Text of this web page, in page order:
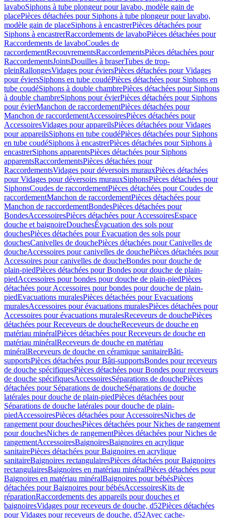
lavaboSiphons à tube plongeur pour lavabo, modèle gain de
placePièces détachées pour Siphons à tube plongeur pour lavabo,
modèle gain de placeSiphons à encastrerPièces détachées pour
Siphons à encastrerRaccordements de lavaboPièces détachées pour
Raccordements de lavaboCoudes de
raccordementRecouvrementsRaccordementsPièces détachées pour
RaccordementsJointsDouilles à braserTubes de trop-
pleinRallongesVidages pour éviersPièces détachées pour Vidages
pour éviersSiphons en tube coudéPièces détachées pour Siphons en
tube coudéSiphons à double chambrePièces détachées pour Siphons
à double chambreSiphons pour évierPièces détachées pour Siphons
pour évierManchon de raccordementPièces détachées pour
Manchon de raccordementAccessoiresPièces détachées pour
AccessoiresVidages pour appareilsPièces détachées pour Vidages
pour appareilsSiphons en tube coudéPièces détachées pour Siphons
en tube coudéSiphons à encastrerPièces détachées pour Siphons à
encastrerSiphons apparentsPièces détachées pour Siphons
apparentsRaccordementsPièces détachées pour
RaccordementsVidages pour déversoirs murauxPièces détachées
pour Vidages pour déversoirs murauxSiphonsPièces détachées pour
SiphonsCoudes de raccordementPièces détachées pour Coudes de
raccordementManchon de raccordementPièces détachées pour
Manchon de raccordementBondesPièces détachées pour
BondesAccessoiresPièces détachées pour AccessoiresEspace
douche et baignoireDouchesÉvacuation des sols pour
douchesPièces détachées pour Évacuation des sols pour
douchesCanivelles de douchePièces détachées pour Canivelles de
doucheAccessoires pour canivelles de douchePièces détachées pour
Accessoires pour canivelles de doucheBondes pour douche de
plain-piedPièces détachées pour Bondes pour douche de plain-
piedAccessoires pour bondes pour douche de plain-piedPièces
détachées pour Accessoires pour bondes pour douche de plain-
piedEvacuations muralesPièces détachées pour Evacuations
muralesAccessoires pour évacuations muralesPièces détachées pour
Accessoires pour évacuations muralesReceveurs de douchePièces
détachées pour Receveurs de doucheReceveurs de douche en
matériau minéralPièces détachées pour Receveurs de douche en
matériau minéralReceveurs de douche en matériau
minéralReceveurs de douche en céramique sanitaireBâti-
supportsPièces détachées pour Bâti-supportsBondes pour receveurs
de douche spécifiquesPièces détachées pour Bondes pour receveurs
de douche spécifiquesAccessoiresSéparations de douchePièces
détachées pour Séparations de doucheSéparations de douche
latérales pour douche de plain-piedPièces détachées pour
Séparations de douche latérales pour douche de plain-
piedAccessoiresPièces détachées pour AccessoiresNiches de
rangement pour douchesPièces détachées pour Niches de rangement
pour douchesNiches de rangementPièces détachées pour Niches de
rangementAccessoiresBaignoiresBaignoires en acrylique
sanitairePièces détachées pour Baignoires en acrylique
sanitaireBaignoires rectangulairesPièces détachées pour Baignoires
rectangulairesBaignoires en matériau minéralPièces détachées pour
Baignoires en matériau minéralBaignoires pour bébésPièces
détachées pour Baignoires pour bébésAccessoiresKits de
réparationRaccordements des appareils pour douches et
baignoiresVidages pour receveurs de douche, d52Pièces détachées
pour Vidages pour receveurs de douche, d52Avec cache-